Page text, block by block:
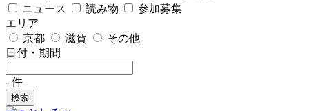
ニュース
読み物
参加募集
エリア
京都
滋賀
その他
日付・期間
- 件
検索